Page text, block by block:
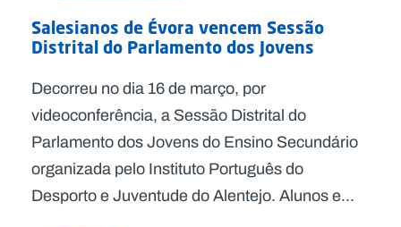
Salesianos de Évora vencem Sessão
Distrital do Parlamento dos Jovens
Decorreu no dia 16 de março, por
videoconferência, a Sessão Distrital do
Parlamento dos Jovens do Ensino Secundário
organizada pelo Instituto Português do
Desporto e Juventude do Alentejo. Alunos e...